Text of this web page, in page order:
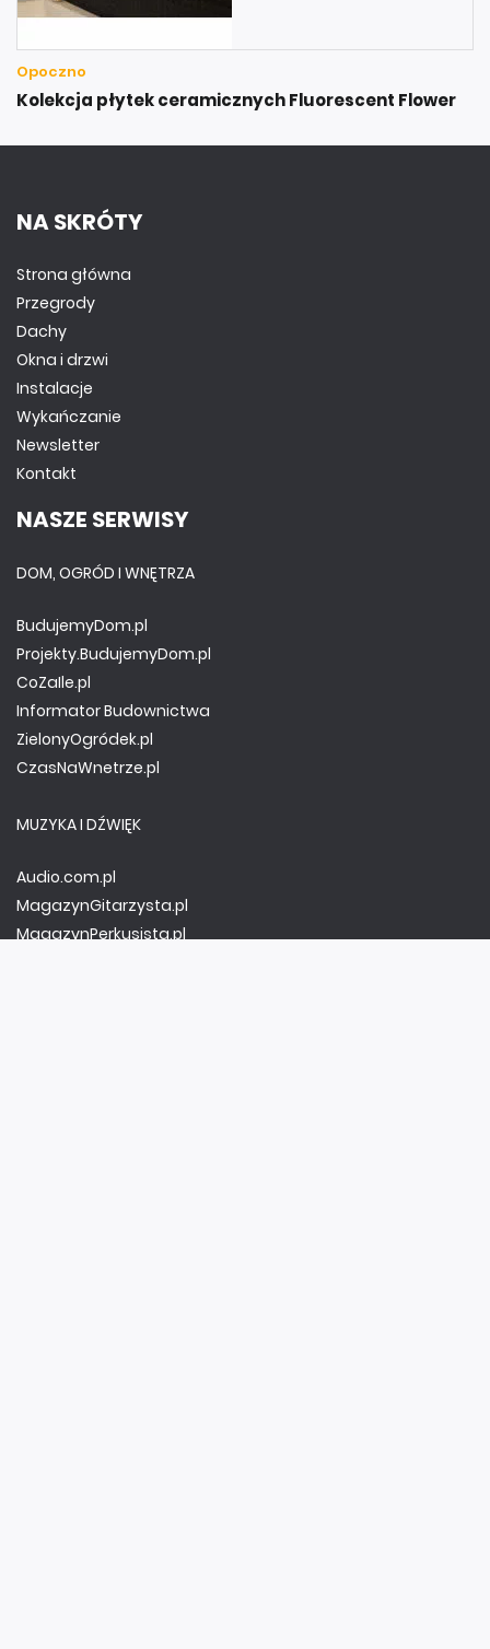
Opoczno
Kolekcja płytek ceramicznych Fluorescent Flower
NA SKRÓTY
Strona główna
Przegrody
Dachy
Okna i drzwi
Instalacje
Wykańczanie
Newsletter
Kontakt
NASZE SERWISY
DOM, OGRÓD I WNĘTRZA
BudujemyDom.pl
Projekty.BudujemyDom.pl
CoZaIle.pl
Informator Budownictwa
ZielonyOgródek.pl
CzasNaWnetrze.pl
MUZYKA I DŹWIĘK
Audio.com.pl
MagazynGitarzysta.pl
MagazynPerkusista.pl